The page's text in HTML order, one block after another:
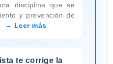
disciplina que se
y prevención de
Leer más
te corrige la